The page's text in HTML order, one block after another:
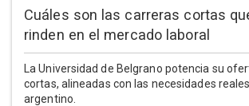
Cuáles son las carreras cortas
rinden en el mercado laboral
La Universidad de Belgrano potencia su
cortas, alineadas con las necesidades
argentino.